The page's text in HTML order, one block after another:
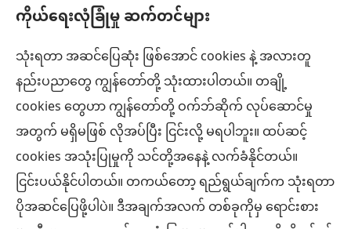
ကိုယ်ရေးလုံခြုံမှု ဆက်တင်များ
သုံးရတာ အဆင်ပြေဆုံး ဖြစ်အောင် cookies နဲ့ အလားတူ
နည်းပညာတွေ ကျွန်တော်တို့ သုံးထားပါတယ်။ တချို့
cookies တွေဟာ ကျွန်တော်တို့ ဝက်ဘ်ဆိုက် လုပ်ဆောင်မှု
အတွက် မရှိမဖြစ် လိုအပ်ပြီး ငြင်းလို့ မရပါဘူး။ ထပ်ဆင့်
cookies အသုံးပြုမှုကို သင်တို့အနေနဲ့ လက်ခံနိုင်တယ်။
ငြင်းပယ်နိုင်ပါတယ်။ တကယ်တော့ ရည်ရွယ်ချက်က သုံးရတာ
ပိုအဆင်ပြေဖို့ပါပဲ။ ဒီအချက်အလက် တစ်ခုကိုမှ ရောင်းစား
အခြေအနေနဲ့ပတ်သက်ပြီး လူနာရှင်တွေရဲ့ ဆန္ဒ၊ ဘာသာရေးယုံကြည်ချက်အတိုင်း လုပ်ဆောင်
ပေးဖို့က ဆေးဘက်ဆိုင်ရာကျွမ်းကျင်သူတစ်ဦးချင်းစီရဲ့တာဝန် ဖြစ်ပါတယ်။ ဒီကဏ္ဍထဲက
အကြံပြုချက်အားလုံးဟာ လူနာအားလုံးအတွက် သင့်တော်တာ၊ လက်ခံနိုင်စရာ ဖြစ်ချင်မှဖြစ်
ပါလိမ့်မယ်။
လူနာများ– ကျန်းမာရေးအခြေအနေ၊ ကုသနည်းတွေနဲ့ပတ်သက်ပြီး ဆရာဝန်တွေ၊ ဆေးဘက်
ဆိုင်ရာကျွမ်းကျင်သူတွေနဲ့ အမြဲဆွေးနွေးပါ။ ကျန်းမာရေးမကောင်းဘူးလို့ထင်ရင် ဆရာဝန်နဲ့
ပြပါ။
လိုက်နာရန်စည်းကမ်းများနဲ့အညီ ဒီဝက်ဘ်ဆိုက်ကို အသုံးပြုရပါမယ်။